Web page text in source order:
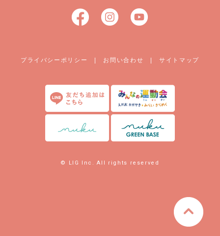
プライバシーポリシー | お問い合わせ |サイトマップ
© LIG Inc. All rights reserved